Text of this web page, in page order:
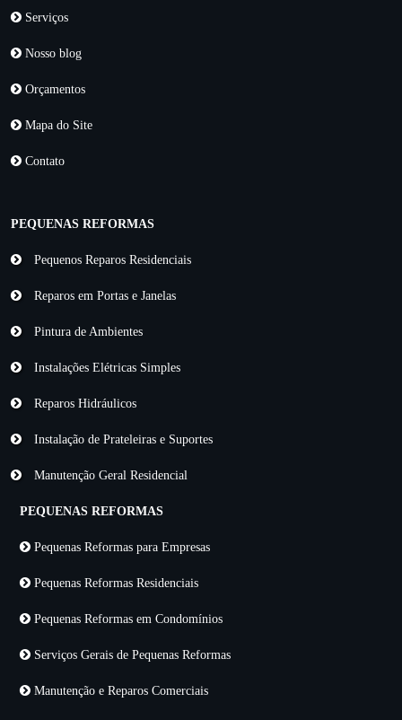
Serviços
Nosso blog
Orçamentos
Mapa do Site
Contato
PEQUENAS REFORMAS
Pequenos Reparos Residenciais
Reparos em Portas e Janelas
Pintura de Ambientes
Instalações Elétricas Simples
Reparos Hidráulicos
Instalação de Prateleiras e Suportes
Manutenção Geral Residencial
PEQUENAS REFORMAS
Pequenas Reformas para Empresas
Pequenas Reformas Residenciais
Pequenas Reformas em Condomínios
Serviços Gerais de Pequenas Reformas
Manutenção e Reparos Comerciais